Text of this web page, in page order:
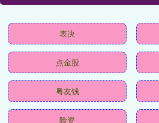
表决
点金股
粤友钱
险资